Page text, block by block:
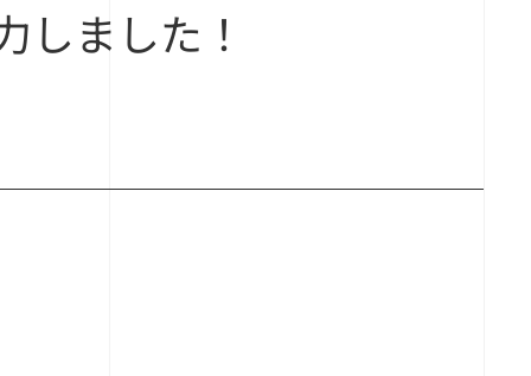
しました！